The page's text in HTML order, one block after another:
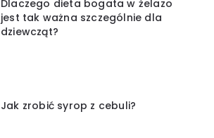
Dlaczego dieta bogata w żelazo
jest tak ważna szczególnie dla
dziewcząt?
Jak zrobić syrop z cebuli?